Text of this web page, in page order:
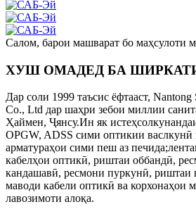
Салом, барои машварат бо маҳсулоти
ХУШ ОМАДЕД БА
Дар соли 1999 таъсис ёфтааст,
Co., Ltd дар шаҳри зебои миллии
Ҳаймен, Ҷянсу.Ин як
OPGW, ADSS сими оптикии васлкунӣ
арматураҳои сими пеш аз
кабелҳои оптикӣ, риштаи оббандӣ,
кандашавӣ, ресмони пуркунӣ, риштаи
маводи кабели оптикӣ ва корхонаҳои
лавозимоти алоқа.